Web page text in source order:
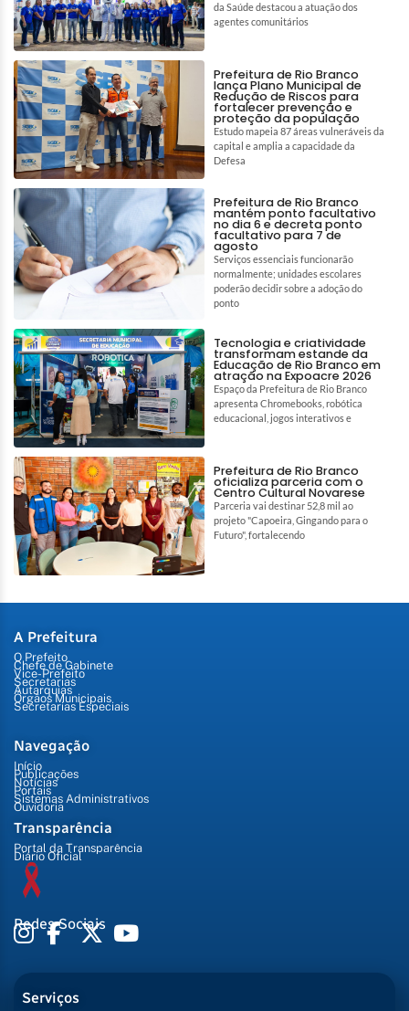
da Saúde destacou a atuação dos
agentes comunitários
Prefeitura de Rio Branco
lança Plano Municipal de
Redução de Riscos para
fortalecer prevenção e
proteção da população
Estudo mapeia 87 áreas vulneráveis da
capital e amplia a capacidade da
Defesa
Prefeitura de Rio Branco
mantém ponto facultativo
no dia 6 e decreta ponto
facultativo para 7 de
agosto
Serviços essenciais funcionarão
normalmente; unidades escolares
poderão decidir sobre a adoção do
ponto
Tecnologia e criatividade
transformam estande da
Educação de Rio Branco em
atração na Expoacre 2026
Espaço da Prefeitura de Rio Branco
apresenta Chromebooks, robótica
educacional, jogos interativos e
Prefeitura de Rio Branco
oficializa parceria com o
Centro Cultural Novarese
Parceria vai destinar 52,8 mil ao
projeto "Capoeira, Gingando para o
Futuro", fortalecendo
A Prefeitura
O Prefeito
Chefe de Gabinete
Vice-Prefeito
Secretarias
Autarquias
Órgãos Municipais
Secretarias Especiais
Navegação
Início
Publicações
Notícias
Portais
Sistemas Administrativos
Ouvidoria
Transparência
Portal da Transparência
Diário Oficial
Redes Sociais
Serviços